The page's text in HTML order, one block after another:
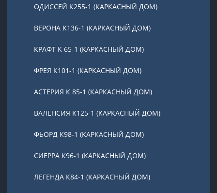
ОДИССЕЙ К255-1 (КАРКАСНЫЙ ДОМ)
ВЕРОНА К136-1 (КАРКАСНЫЙ ДОМ)
КРАФТ К 65-1 (КАРКАСНЫЙ ДОМ)
ФРЕЯ К101-1 (КАРКАСНЫЙ ДОМ)
АСТЕРИЯ К 85-1 (КАРКАСНЫЙ ДОМ)
ВАЛЕНСИЯ К125-1 (КАРКАСНЫЙ ДОМ)
ФЬОРД К98-1 (КАРКАСНЫЙ ДОМ)
СИЕРРА К96-1 (КАРКАСНЫЙ ДОМ)
ЛЕГЕНДА К84-1 (КАРКАСНЫЙ ДОМ)